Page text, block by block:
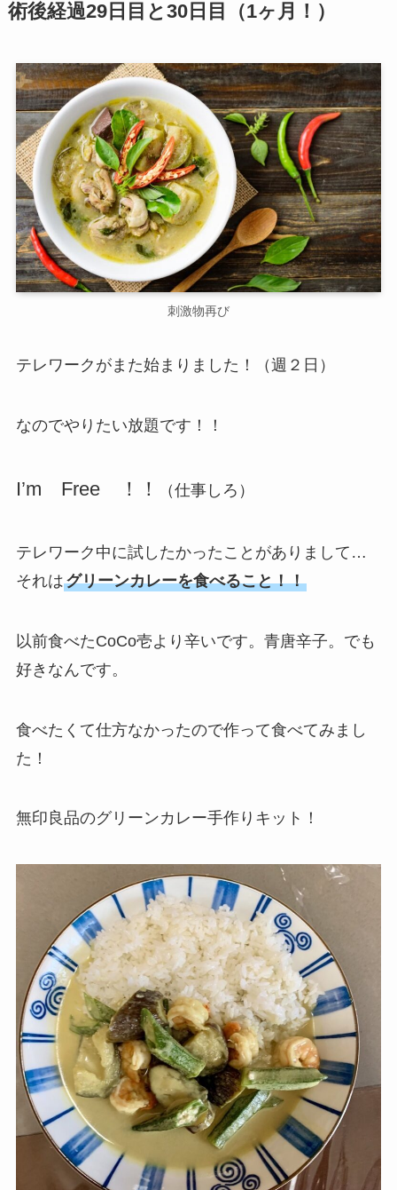
術後経過29日目と30日目（1ヶ月！）
刺激物再び
テレワークがまた始まりました！（週２日）
なのでやりたい放題です！！
I’m Free ！！ （仕事しろ）
テレワーク中に試したかったことがありまして…
それはグリーンカレーを食べること！！
以前食べたCoCo壱より辛いです。青唐辛子。でも
好きなんです。
食べたくて仕方なかったので作って食べてみまし
た！
無印良品のグリーンカレー手作りキット！